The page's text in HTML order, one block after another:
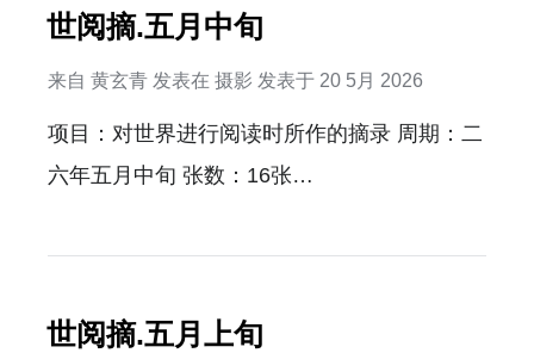
世阅摘.五月中旬
来自 黄玄青 发表在 摄影 发表于 20 5月 2026
项目：对世界进行阅读时所作的摘录 周期：二
六年五月中旬 张数：16张…
世阅摘.五月上旬